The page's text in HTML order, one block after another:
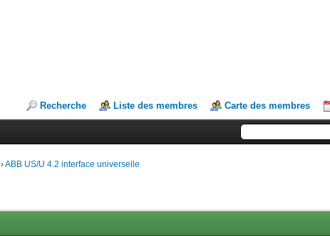
Recherche Liste des membres Carte des membres
›ABB US/U 4.2 interface universelle